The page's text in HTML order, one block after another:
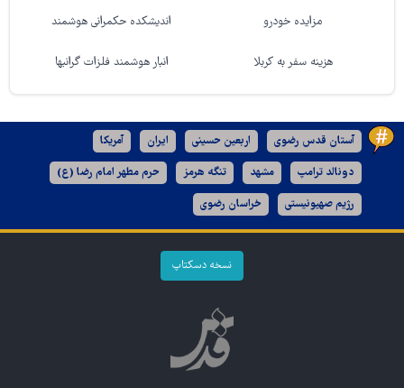
مزایده خودرو اندیشکده حکمرانی هوشمند
هزینه سفر به کربلا انبار هوشمند فلزات گرانبها
آستان قدس رضوی اربعین حسینی ایران آمریکا
دونالد ترامپ مشهد تنگه هرمز حرم مطهر امام رضا (ع)
رژیم صهیونیستی خراسان رضوی
نسخه دسکتاپ